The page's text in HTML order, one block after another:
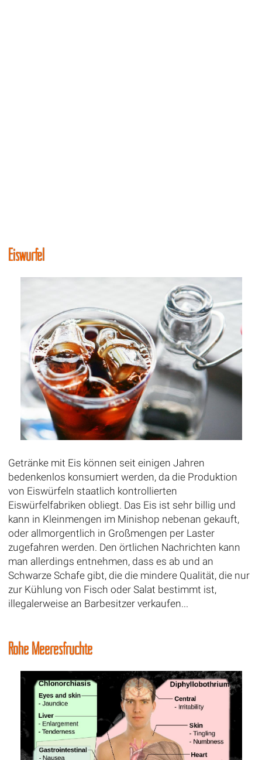
Eiswürfel
Getränke mit Eis können seit einigen Jahren
bedenkenlos konsumiert werden, da die Produktion
von Eiswürfeln staatlich kontrollierten
Eiswürfelfabriken obliegt. Das Eis ist sehr billig und
kann in Kleinmengen im Minishop nebenan gekauft,
oder allmorgentlich in Großmengen per Laster
zugefahren werden. Den örtlichen Nachrichten kann
man allerdings entnehmen, dass es ab und an
Schwarze Schafe gibt, die die mindere Qualität, die nur
zur Kühlung von Fisch oder Salat bestimmt ist,
illegalerweise an Barbesitzer verkaufen...
Rohe Meeresfrüchte